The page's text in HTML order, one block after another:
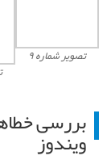
تصویر شماره ۹
بررسی
ویندوز